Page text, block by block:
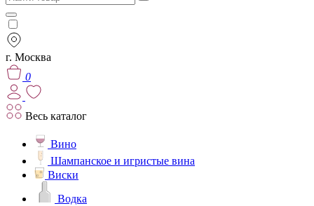
г. Москва
0
Весь каталог
Вино
Шампанское и игристые вина
Виски
Водка